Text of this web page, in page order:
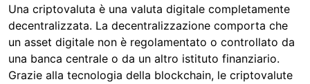
Una criptovaluta è una valuta digitale completamente
decentralizzata. La decentralizzazione comporta che
un asset digitale non è regolamentato o controllato da
una banca centrale o da un altro istituto finanziario.
Grazie alla tecnologia della blockchain, le criptovalute